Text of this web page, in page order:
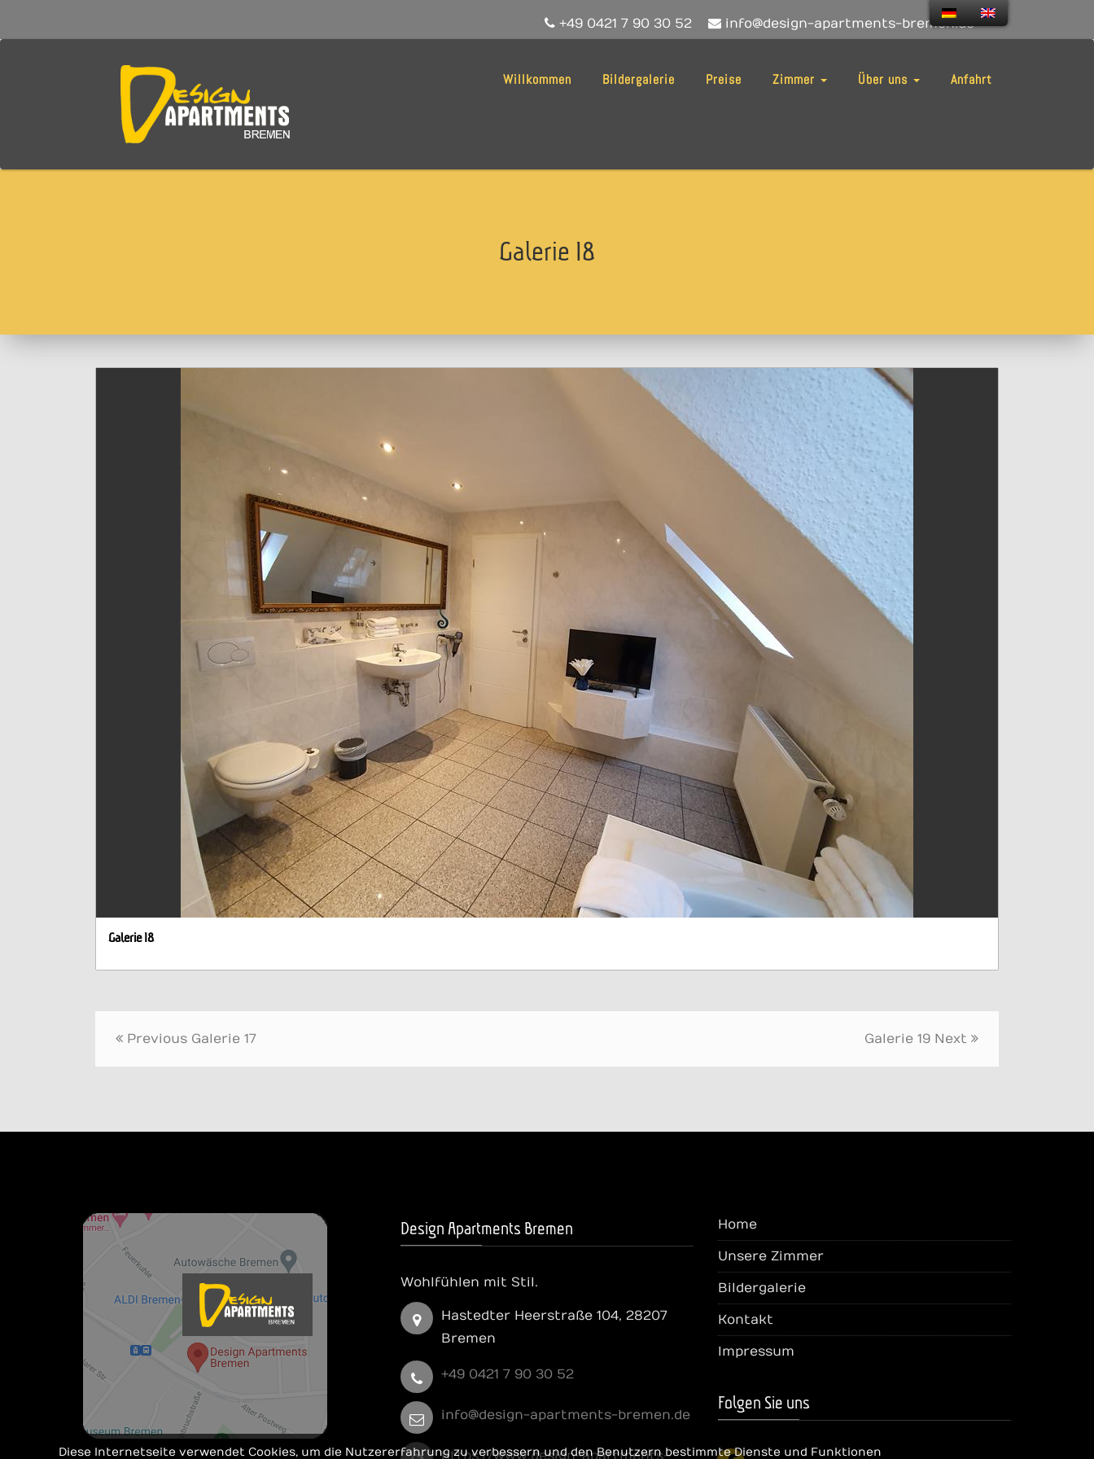
+49 0421 7 90 30 52 info@design-apartments-bremen.de
Willkommen Bildergalerie Preise Zimmer Über uns Anfahrt
Galerie 18
Galerie 18
Beitrags-
Previous Galerie 17 Galerie 19 Next
Design Apartments Bremen
Wohlfühlen mit Stil.
Hastedter Heerstraße 104, 28207
Bremen
+49 0421 7 90 30 52
info@design-apartments-bremen.de
https://www.design-apartments-
Home
Unsere Zimmer
Bildergalerie
Kontakt
Impressum
Folgen Sie uns
facebook
Diese Internetseite verwendet Cookies, um die Nutzererfahrung zu verbessern und den Benutzern bestimmte Dienste und Funktionen